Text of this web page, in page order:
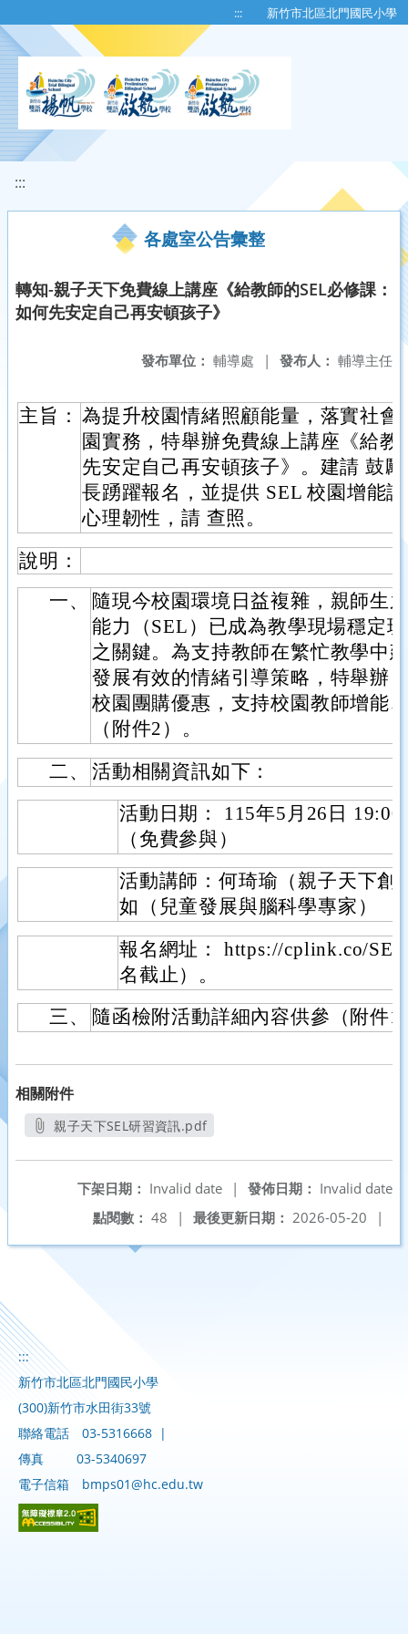
::: 新竹市北區北門國民小學
:::
各處室公告彙整
轉知-親子天下免費線上講座《給教師的SEL必修課：
如何先安定自己再安頓孩子》
發布人： 輔導主任
發布單位： 輔導處 |
主旨： 為提升校園情緒照顧能量，落實社會
園實務，特舉辦免費線上講座《給
先安定自己再安頓孩子》。建請 鼓
長踴躍報名，並提供 SEL 校園增能
心理韌性，請 查照。
說明：
一、
隨現今校園環境日益複雜，親師生
能力（SEL）已成為教學現場穩定
之關鍵。為支持教師在繁忙教學中
發展有效的情緒引導策略，特舉辦
校園團購優惠，支持校園教師增能
（附件2）。
二、
活動相關資訊如下：
活動日期： 115年5月26日
（免費參與）
活動講師：何琦瑜（親子天下創
如（兒童發展與腦科學專家）
報名網址： https://cplink.co/
名截止）。
三、
隨函檢附活動詳細內容供參（附件1
相關附件
親子天下SEL研習資訊.pdf
發佈日期： Invalid date
下架日期： Invalid date
|
最後更新日期： 2026-05-20 |
點閱數： 48 |
:::
新竹市北區北門國民小學
(300)新竹市水田街33號
聯絡電話
03-5316668 |
傳真
03-5340697
電子信箱
bmps01@hc.edu.tw